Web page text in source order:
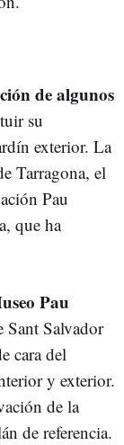
de algunos
su
exterior. La
Tarragona, el
Pau
que ha
Pau
Sant Salvador
cara del
y exterior.
de la
de referencia.